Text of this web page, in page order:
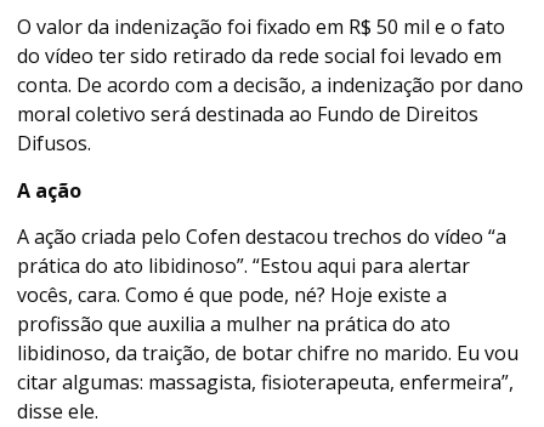
O valor da indenização foi fixado em R$ 50 mil e o fato
do vídeo ter sido retirado da rede social foi levado em
conta. De acordo com a decisão, a indenização por dano
moral coletivo será destinada ao Fundo de Direitos
Difusos.
A ação
A ação criada pelo Cofen destacou trechos do vídeo “a
prática do ato libidinoso”. “Estou aqui para alertar
vocês, cara. Como é que pode, né? Hoje existe a
profissão que auxilia a mulher na prática do ato
libidinoso, da traição, de botar chifre no marido. Eu vou
citar algumas: massagista, fisioterapeuta, enfermeira”,
disse ele.